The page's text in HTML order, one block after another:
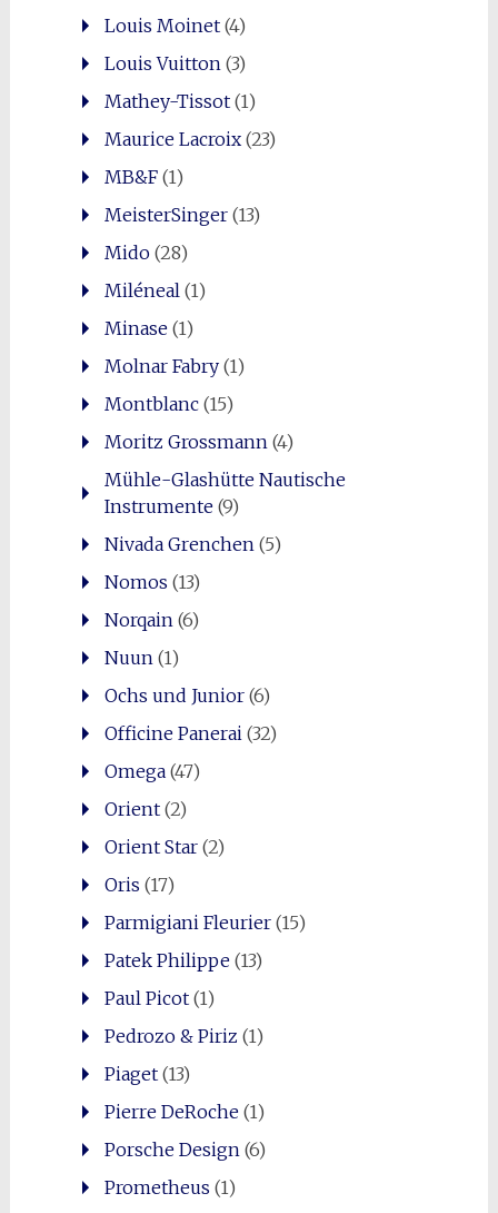
Louis Moinet(4)
Louis Vuitton(3)
Mathey-Tissot(1)
Maurice Lacroix(23)
MB&F(1)
MeisterSinger(13)
Mido(28)
Miléneal(1)
Minase(1)
Molnar Fabry(1)
Montblanc(15)
Moritz Grossmann(4)
Mühle-Glashütte Nautische
Instrumente(9)
Nivada Grenchen(5)
Nomos (13)
Norqain(6)
Nuun(1)
Ochs und Junior(6)
Officine Panerai(32)
Omega(47)
Orient(2)
Orient Star(2)
Oris (17)
Parmigiani Fleurier(15)
Patek Philippe(13)
Paul Picot(1)
Pedrozo & Piriz (1)
Piaget(13)
Pierre DeRoche(1)
Porsche Design(6)
Prometheus (1)